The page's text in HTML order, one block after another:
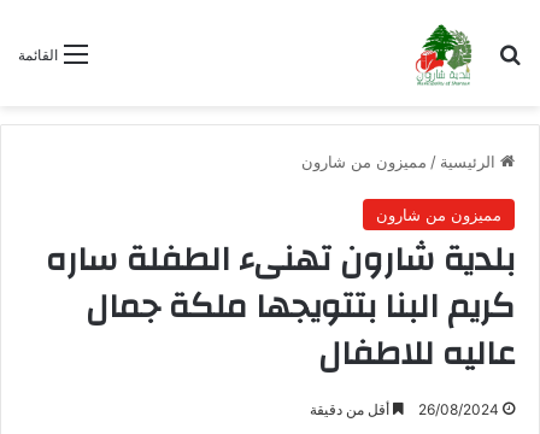
القائمة بحث عن
الرئيسية / مميزون من شارون
مميزون من شارون
بلدية شارون تهنىء الطفلة ساره
كريم البنا بتتويجها ملكة جمال
عاليه للاطفال
26/08/2024 أقل من دقيقة